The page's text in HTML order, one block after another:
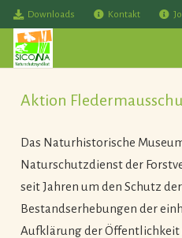
Downloads Kontakt
Aktion
Das Naturhistorische
Naturschutzdienst der
seit Jahren um den Schutz
Bestandserhebungen der
Aufklärung der Öffentlichkeit